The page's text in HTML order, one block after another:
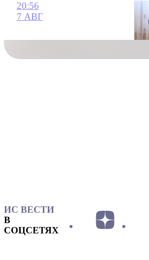
20:56
7 АВГ
ИС ВЕСТИ
В
СОЦСЕТЯХ